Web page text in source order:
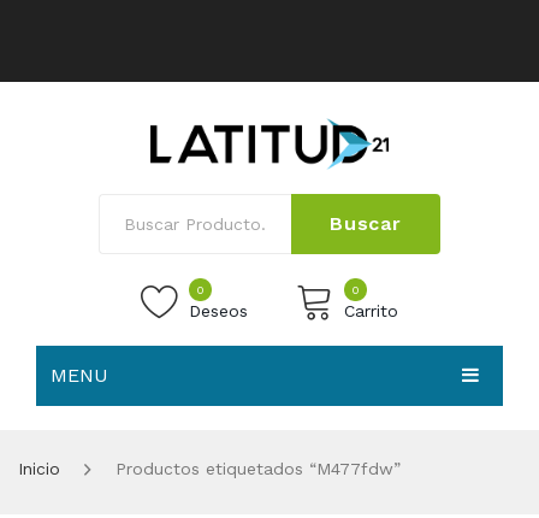
Buscar
0
Deseos
0
Carrito
MENU
Inicio Productos etiquetados “M477fdw”